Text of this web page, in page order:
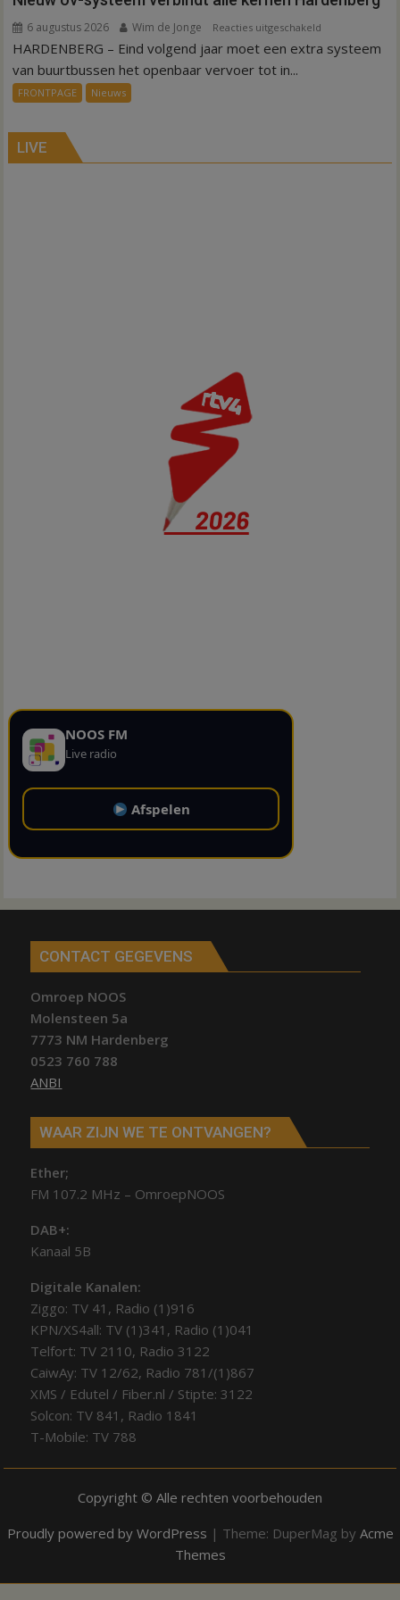
6 augustus 2026 Wim de Jonge Reacties uitgeschakeld
Nieuw
Hardenberg
HARDENBERG – Eind volgend jaar moet een extra systeem
van buurtbussen het openbaar vervoer tot in...
FRONTPAGE Nieuws
LIVE
NOOS FM
Live radio
Afspelen
CONTACT GEGEVENS
Omroep NOOS
Molensteen 5a
7773 NM Hardenberg
0523 760 788
ANBI
WAAR ZIJN WE TE ONTVANGEN?
Ether;
FM 107.2 MHz – OmroepNOOS
DAB+:
Kanaal 5B
Digitale Kanalen:
Ziggo: TV 41, Radio (1)916
KPN/XS4all: TV (1)341, Radio (1)041
Telfort: TV 2110, Radio 3122
CaiwAy: TV 12/62, Radio 781/(1)867
XMS / Edutel / Fiber.nl / Stipte: 3122
Solcon: TV 841, Radio 1841
T-Mobile: TV 788
Copyright © Alle rechten voorbehouden
Proudly powered by WordPress | Theme: DuperMag by Acme
Themes